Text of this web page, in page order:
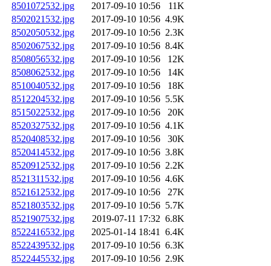
8501072532.jpg
2017-09-10 10:56
11K
8502021532.jpg
2017-09-10 10:56 4.9K
8502050532.jpg
2017-09-10 10:56 2.3K
8502067532.jpg
2017-09-10 10:56 8.4K
8508056532.jpg
2017-09-10 10:56
12K
8508062532.jpg
2017-09-10 10:56
14K
8510040532.jpg
2017-09-10 10:56
18K
8512204532.jpg
2017-09-10 10:56 5.5K
8515022532.jpg
2017-09-10 10:56
20K
8520327532.jpg
2017-09-10 10:56 4.1K
8520408532.jpg
2017-09-10 10:56
30K
8520414532.jpg
2017-09-10 10:56 3.8K
8520912532.jpg
2017-09-10 10:56 2.2K
8521311532.jpg
2017-09-10 10:56 4.6K
8521612532.jpg
2017-09-10 10:56
27K
8521803532.jpg
2017-09-10 10:56 5.7K
8521907532.jpg
2019-07-11 17:32 6.8K
8522416532.jpg
2025-01-14 18:41 6.4K
8522439532.jpg
2017-09-10 10:56 6.3K
8522445532.jpg
2017-09-10 10:56 2.9K